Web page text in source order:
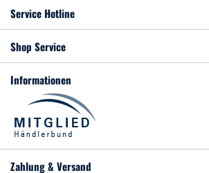
Service Hotline
Shop Service
Informationen
Zahlung & Versand